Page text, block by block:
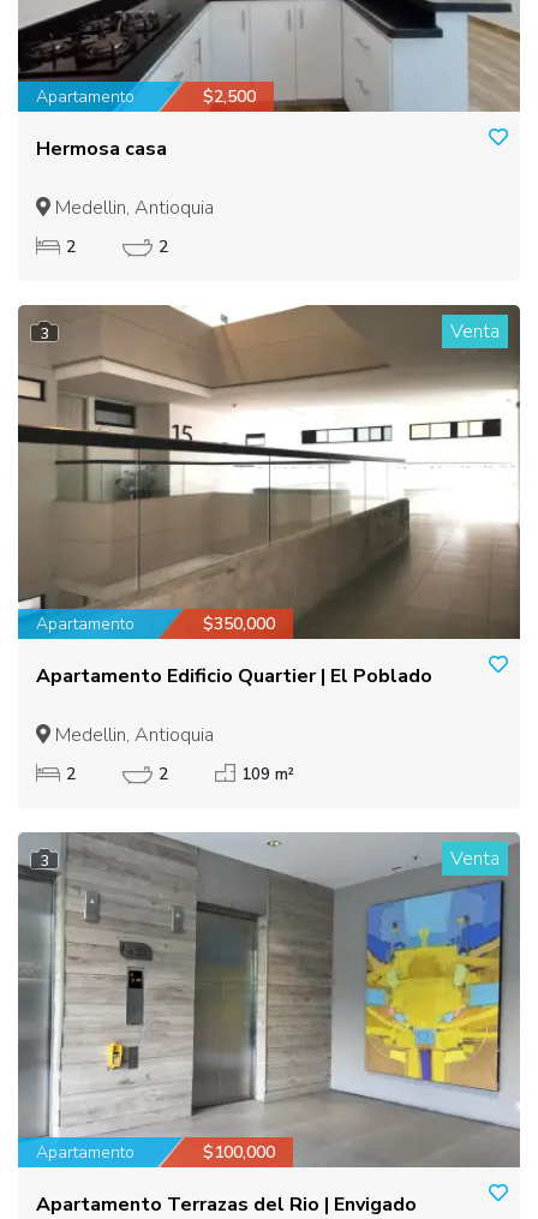
Apartamento $2,500
Hermosa casa
Medellin, Antioquia
2 2
3 Venta
Apartamento $350,000
Apartamento Edificio Quartier | El Poblado
Medellin, Antioquia
2 2 109 m²
3 Venta
Apartamento $100,000
Apartamento Terrazas del Rio | Envigado